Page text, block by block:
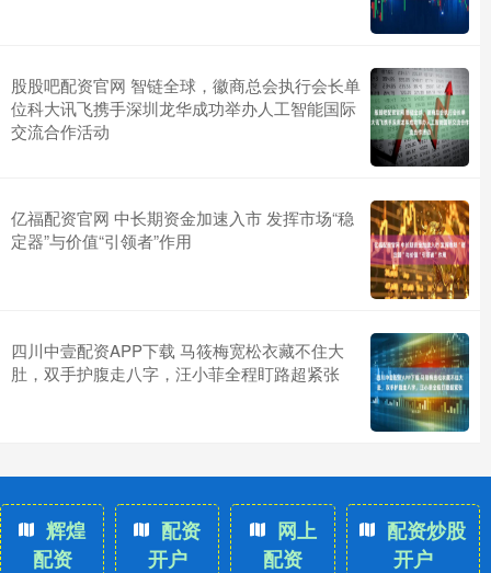
股股吧配资官网 智链全球，徽商总会执行会长单
位科大讯飞携手深圳龙华成功举办人工智能国际
交流合作活动
亿福配资官网 中长期资金加速入市 发挥市场“稳
定器”与价值“引领者”作用
四川中壹配资APP下载 马筱梅宽松衣藏不住大
肚，双手护腹走八字，汪小菲全程盯路超紧张
辉煌
配资
配资
开户
网上
配资
配资炒股
开户